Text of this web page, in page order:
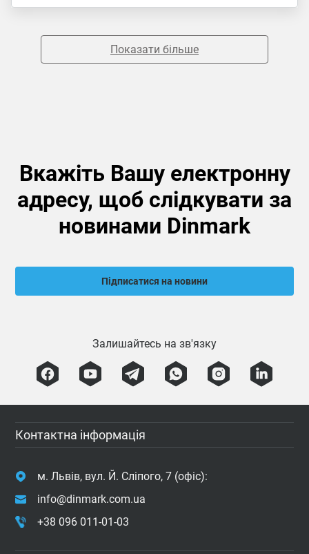
Показати більше
Вкажіть Вашу електронну
адресу, щоб слідкувати за
новинами Dinmark
Підписатися на новини
Залишайтесь на зв'язку
Контактна інформація
м. Львів, вул. Й. Сліпого, 7 (офіс):
info@dinmark.com.ua
+38 096 011-01-03